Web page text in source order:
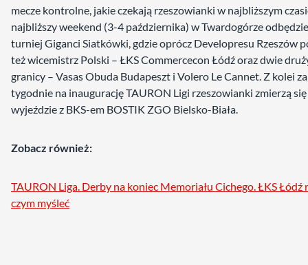
mecze kontrolne, jakie czekają rzeszowianki w najbliższym
najbliższy weekend (3-4 października) w Twardogórze
turniej Giganci Siatkówki, gdzie oprócz Developresu Rzeszów
też wicemistrz Polski – ŁKS Commercecon Łódź oraz dwie
granicy – Vasas Obuda Budapeszt i Volero Le Cannet. Z kolei
tygodnie na inaugurację TAURON Ligi rzeszowianki zmierzą
wyjeździe z BKS-em BOSTIK ZGO Bielsko-Biała.
Zobacz również:
TAURON Liga. Derby na koniec Memoriału Cichego. ŁKS Łódź
czym myśleć